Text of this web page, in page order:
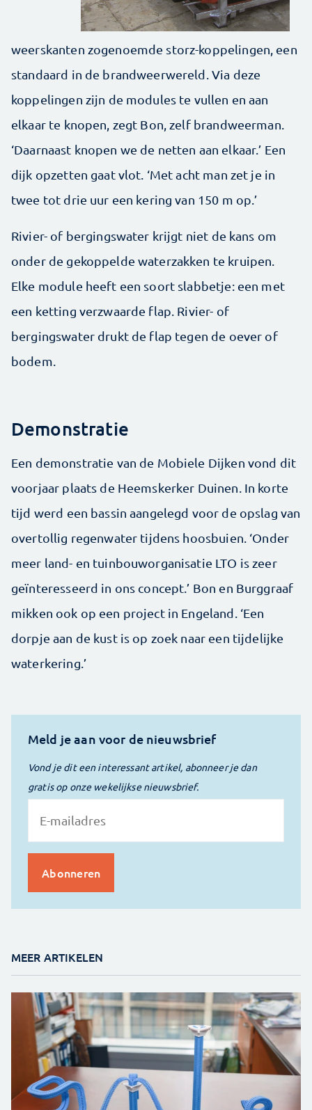
weerskanten zogenoemde storz-koppelingen, een
standaard in de brandweerwereld. Via deze
koppelingen zijn de modules te vullen en aan
elkaar te knopen, zegt Bon, zelf brandweerman.
‘Daarnaast knopen we de netten aan elkaar.’ Een
dijk opzetten gaat vlot. ‘Met acht man zet je in
twee tot drie uur een kering van 150 m op.’
Rivier- of bergingswater krijgt niet de kans om
onder de gekoppelde waterzakken te kruipen.
Elke module heeft een soort slabbetje: een met
een ketting verzwaarde flap. Rivier- of
bergingswater drukt de flap tegen de oever of
bodem.
Demonstratie
Een demonstratie van de Mobiele Dijken vond dit
voorjaar plaats de Heemskerker Duinen. In korte
tijd werd een bassin aangelegd voor de opslag van
overtollig regenwater tijdens hoosbuien. ‘Onder
meer land- en tuinbouworganisatie LTO is zeer
geïnteresseerd in ons concept.’ Bon en Burggraaf
mikken ook op een project in Engeland. ‘Een
dorpje aan de kust is op zoek naar een tijdelijke
waterkering.’
Meld je aan voor de nieuwsbrief
Vond je dit een interessant artikel, abonneer je dan
gratis op onze wekelijkse nieuwsbrief.
MEER ARTIKELEN